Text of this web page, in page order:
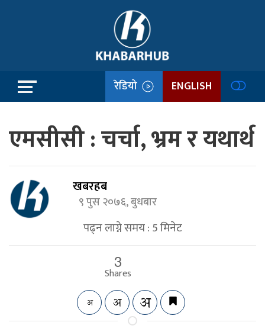
रेडियो ENGLISH
एमसीसी : चर्चा, भ्रम र यथार्थ
खबरहब
९ पुस २०७६, बुधबार
पढ्न लाग्ने समय :5मिनेट
3
Shares